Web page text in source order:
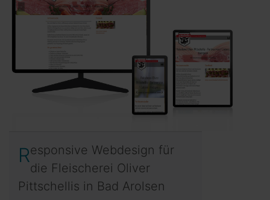
Responsive Webdesign für
die Fleischerei Oliver
Pittschellis in Bad Arolsen